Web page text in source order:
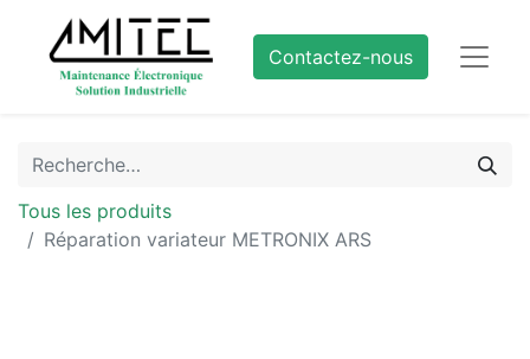
Contactez-nous
Tous les produits
Réparation variateur METRONIX ARS